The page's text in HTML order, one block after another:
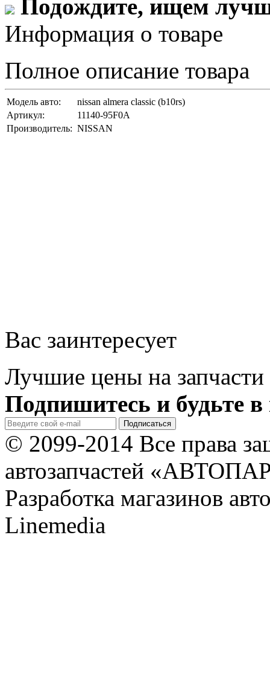
Подождите, ищем
Информация о товаре
Полное описание товара
Модель авто:
nissan almera classic (b10rs)
Артикул:
11140-95F0A
Производитель: NISSAN
Вас заинтересует
Лучшие цены на запчасти
Подпишитесь и будьте в
© 2099-2014 Все права
автозапчастей
Разработка магазинов
Linemedia